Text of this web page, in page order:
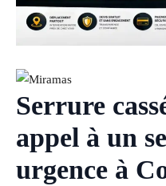
Serrure
appel à un
urgence à